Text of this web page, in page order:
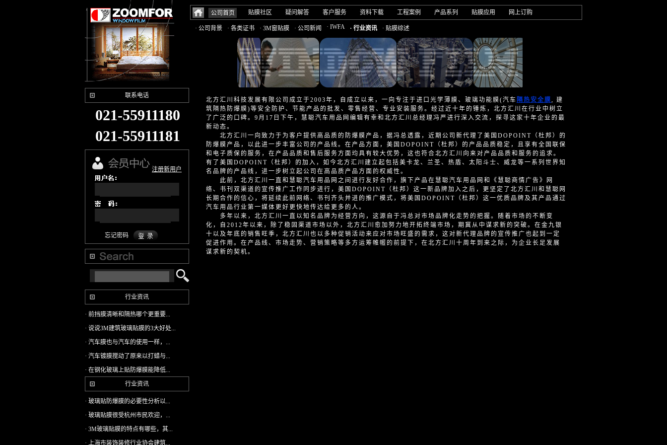
公司首页 贴膜社区 疑问解答 客户服务 资料下载 工程案例 产品系列 贴膜应用 网上订购
· 公司背景 · 各类证书 · 3M窗贴膜 · 公司新闻 · IWFA · 行业资讯 · 贴膜综述
联系电话
021-55911180
021-55911181
注册新用户
忘记密码
行业资讯
· 前挡膜清晰和隔热哪个更重要...
· 说说3M建筑玻璃贴膜的3大好处...
· 汽车膜也与汽车的使用一样，...
· 汽车镀膜搅动了原来以打蜡与...
· 在钢化玻璃上贴防爆膜能降低...
行业资讯
· 玻璃贴防爆膜的必要性分析以...
· 玻璃贴膜很受杭州市民欢迎，...
· 3M玻璃贴膜的特点有哪些，其...
· 上海市装饰装修行业协会建筑...
北方汇川科技发展有限公司成立于2003年，自成立以来，一向专注于进口光学薄膜、玻璃功能膜(汽车 隔热安全膜, 建
筑隔热防爆膜)等安全防护、节能产品的批发、零售经营、专业安装服务。经过近十年的锤炼，北方汇川在行业中树立
了广泛的口碑。9月17日下午，慧聪汽车用品网编辑有幸和北方汇川总经理冯严进行深入交流，探寻这家十年企业的最
新动态。
北方汇川一向致力于为客户提供高品质的防爆膜产品，据冯总透露，近期公司新代理了美国DOPOINT（杜邦）的
防爆膜产品，以此进一步丰富公司的产品线。在产品方面，美国DOPOINT（杜邦）的产品品质稳定，且享有全国联保
和电子质保的服务，在产品品质和售后服务方面均具有较大优势，这也符合北方汇川向来对产品品质和服务的追求。
有了美国DOPOINT（杜邦）的加入，如今北方汇川建立起包括美卡龙、兰圣、热盾、太阳斗士、威龙等一系列世界知
名品牌的产品线，进一步树立起公司在高品质产品方面的权威性。
此前，北方汇川一直和慧聪汽车用品网之间进行友好合作，旗下产品在慧聪汽车用品网和《慧聪商情广告》网
络、书刊双渠道的宣传推广工作同步进行，美国DOPOINT（杜邦）这一新品牌加入之后，更坚定了北方汇川和慧聪网
长期合作的信心，将延续此前网络、书刊齐头并进的推广模式，将美国DOPOINT（杜邦）这一优质品牌及其产品通过
汽车用品行业第一媒体更好更快地传达给更多的人。
多年以来，北方汇川一直以知名品牌为经营方向，这源自于冯总对市场品牌化走势的把握。随着市场的不断变
化，自2012年以来，除了稳固渠道市场以外，北方汇川愈加努力地开拓终端市场，期冀从中谋求新的突破。在金九银
十以及年底的销售旺季，北方汇川也以多种促销活动来应对市场旺盛的需求，这对新代理品牌的宣传推广也起到一定
促进作用。在产品线、市场走势、营销策略等多方运筹帷幄的前提下，在北方汇川十周年到来之际，为企业长足发展
谋求新的契机。